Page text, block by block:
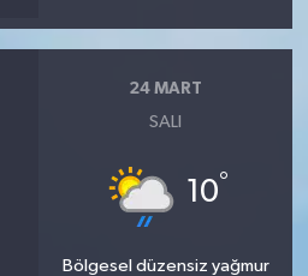
24 MART
SALI
10°
Bölgesel düzensiz yağmur